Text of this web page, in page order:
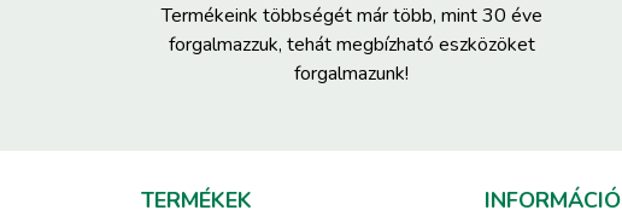
Termékeink többségét már több, mint 30 éve
forgalmazzuk, tehát megbízható eszközöket
forgalmazunk!
TERMÉKEK INFORMÁCIÓ